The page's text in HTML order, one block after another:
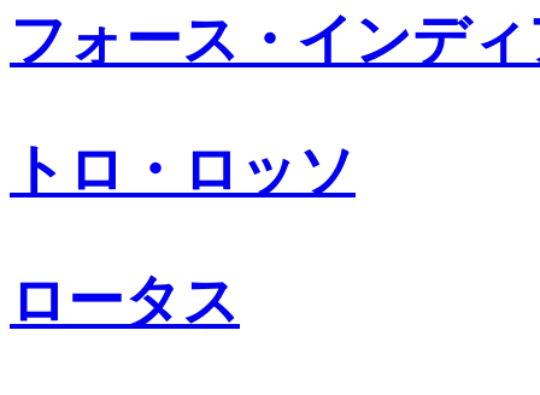
フォース・インデ
トロ・ロッソ
ロータス